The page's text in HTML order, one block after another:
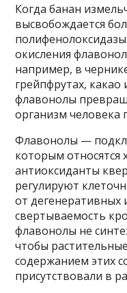
Когда банан
высвобождается
окисления
например, в
грейпфрутах, какао
флавонолы
организм человека
Флавонолы —
которым относятся
антиоксиданты
регулируют
от
свертываемость
флавонолы не
чтобы
содержанием этих
присутствовали в